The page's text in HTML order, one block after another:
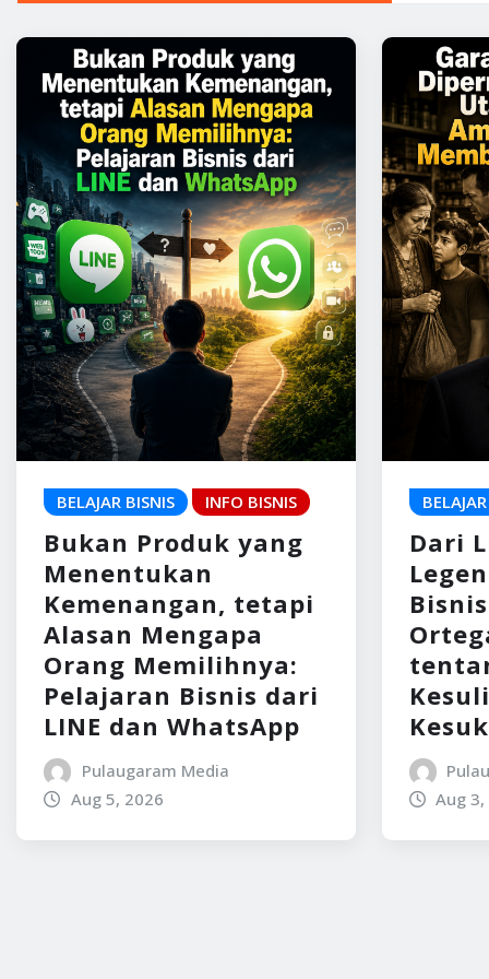
BELAJAR BISNIS INFO BISNIS
Bukan Produk yang
Menentukan
Kemenangan, tetapi
Alasan Mengapa
Orang Memilihnya:
Pelajaran Bisnis dari
LINE dan WhatsApp
Pulaugaram Media
Aug 5, 2026
Dari
Aug